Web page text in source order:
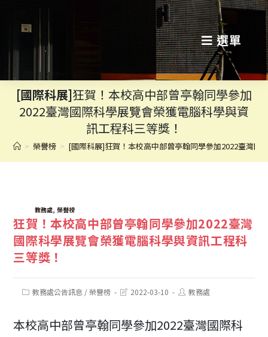
至
選單
[國際科展]狂賀！本校高中部曾亭翰同學參加
2022臺灣國際科學展覽會榮獲電腦科學與資
訊工程科三等獎！
> 榮譽榜 > [國際科展]狂賀！本校高中部曾亭翰同學參加2022臺灣國
TAGS:教務處, 榮譽榜
狂賀！本校高中部曾亭翰同學參加2022臺灣
國際科學展覽會榮獲電腦科學與資訊工程科
三等獎！
Post教務處公告訊息 / 榮譽榜
Post2022-03-10
Post教務處
本校高中部曾亭翰同學參加2022臺灣國際科